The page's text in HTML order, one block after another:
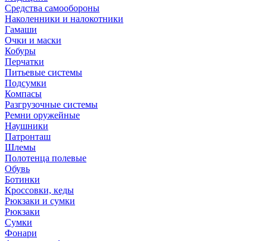
Средства самообороны
Наколенники и налокотники
Гамаши
Очки и маски
Кобуры
Перчатки
Питьевые системы
Подсумки
Компасы
Разгрузочные системы
Ремни оружейные
Наушники
Патронташ
Шлемы
Полотенца полевые
Обувь
Ботинки
Кроссовки, кеды
Рюкзаки и сумки
Рюкзаки
Сумки
Фонари